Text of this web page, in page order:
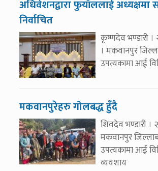
अधिवेशनद्वारा फुयाँललाई अध्यक्षमा
निर्वाचित
कृष्णदेव भण्डारी
। मकवानपुर
उपत्यकामा आई
मकवानपुरेहरु गोलबद्ध हुँदै
शिवदेव भण्डारी ।
मकवानपुर
उपत्यकामा आई
व्यवशाय